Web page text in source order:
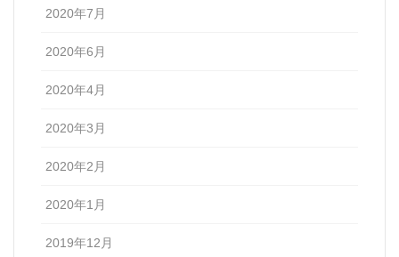
2020年7月
2020年6月
2020年4月
2020年3月
2020年2月
2020年1月
2019年12月